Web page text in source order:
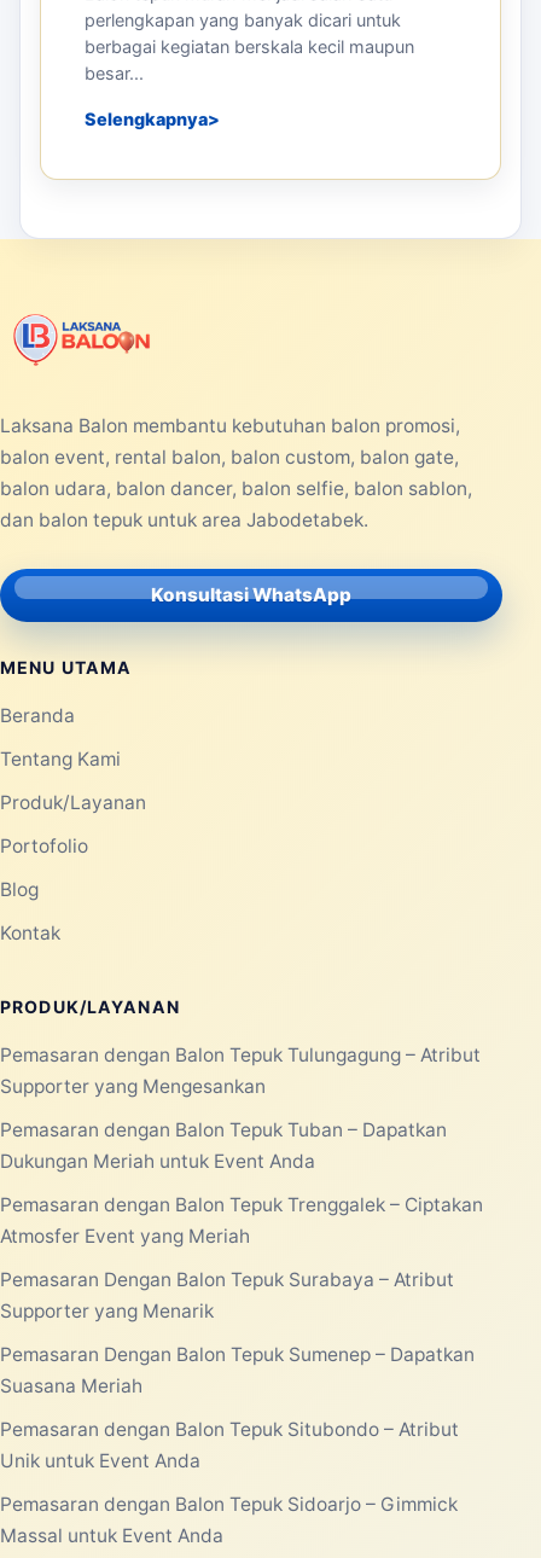
perlengkapan yang banyak dicari untuk
berbagai kegiatan berskala kecil maupun
besar...
Selengkapnya
Laksana Balon membantu kebutuhan balon promosi,
balon event, rental balon, balon custom, balon gate,
balon udara, balon dancer, balon selfie, balon sablon,
dan balon tepuk untuk area Jabodetabek.
Konsultasi WhatsApp
MENU UTAMA
Beranda
Tentang Kami
Produk/Layanan
Portofolio
Blog
Kontak
PRODUK/LAYANAN
Pemasaran dengan Balon Tepuk Tulungagung – Atribut
Supporter yang Mengesankan
Pemasaran dengan Balon Tepuk Tuban – Dapatkan
Dukungan Meriah untuk Event Anda
Pemasaran dengan Balon Tepuk Trenggalek – Ciptakan
Atmosfer Event yang Meriah
Pemasaran Dengan Balon Tepuk Surabaya – Atribut
Supporter yang Menarik
Pemasaran Dengan Balon Tepuk Sumenep – Dapatkan
Suasana Meriah
Pemasaran dengan Balon Tepuk Situbondo – Atribut
Unik untuk Event Anda
Pemasaran dengan Balon Tepuk Sidoarjo – Gimmick
Massal untuk Event Anda